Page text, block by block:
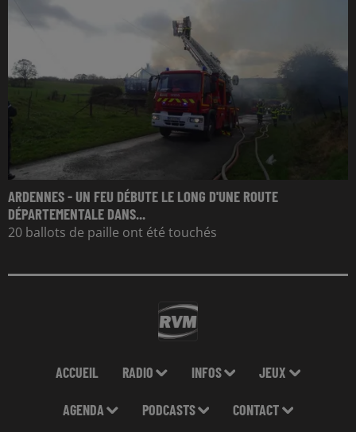
ARDENNES - UN FEU DÉBUTE LE LONG D'UNE ROUTE
DÉPARTEMENTALE DANS...
20 ballots de paille ont été touchés
ACCUEIL RADIO INFOS JEUX
AGENDA PODCASTS CONTACT